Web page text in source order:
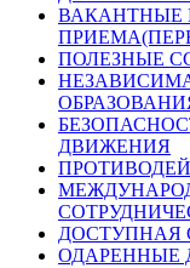
ВАКАНТНЫЕ
ПОЛЕЗНЫЕ
ДВИЖЕНИЯ
ДОСТУПНАЯ
ОДАРЕННЫЕ